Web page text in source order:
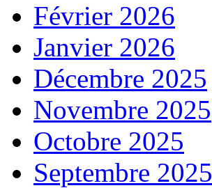
Février 2026
Janvier 2026
Décembre 2025
Novembre 2025
Octobre 2025
Septembre 2025